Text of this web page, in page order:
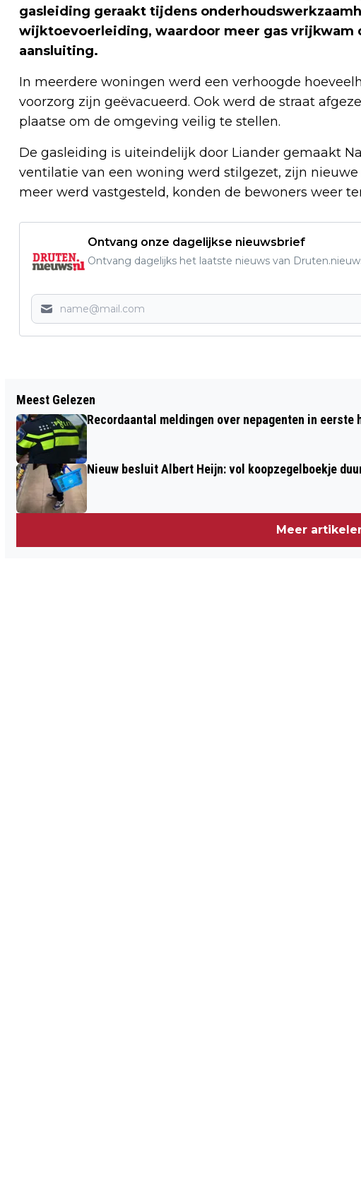
gasleiding geraakt tijdens
wijktoevoerleiding, waardoor meer gas
aansluiting.
In meerdere woningen werd een verhoogde
voorzorg zijn geëvacueerd. Ook werd de straat
plaatse om de omgeving veilig te stellen.
De gasleiding is uiteindelijk door Liander gemaakt
ventilatie van een woning werd stilgezet, zijn
meer werd vastgesteld, konden de bewoners weer
Ontvang onze dagelijkse nieuwsbrief
Ontvang dagelijks het laatste nieuws van
GROTE BRAND IN LOODS BENEDEN-
LEEUWEN NA UREN BLUSSEN ONDER
CONTROLE
Meest Gelezen
Recordaantal meldingen over nepagenten in eerste
Nieuw besluit Albert Heijn: vol koopzegelboekje
Meer